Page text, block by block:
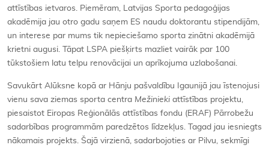
attīstības ietvaros. Piemēram, Latvijas Sporta pedagoģijas
akadēmija jau otro gadu saņem ES naudu doktorantu stipendijām,
un interese par mums tik nepieciešamo sporta zinātni akadēmijā
krietni augusi. Tāpat LSPA piešķirts mazliet vairāk par 100
tūkstošiem latu telpu renovācijai un aprīkojuma uzlabošanai.
Savukārt Alūksne kopā ar Hānju pašvaldību Igaunijā jau īstenojusi
vienu sava ziemas sporta centra Mežinieki attīstības projektu,
piesaistot Eiropas Reģionālās attīstības fondu (ERAF) Pārrobežu
sadarbības programmām paredzētos līdzekļus. Tagad jau iesniegts
nākamais projekts. Šajā virzienā, sadarbojoties ar Pilvu, sekmīgi